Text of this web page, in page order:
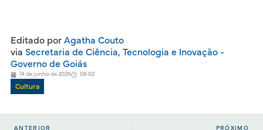
Editado porAgatha Couto
via Secretaria de Ciência, Tecnologia e Inovação -
Governo de Goiás
14 de junho de 2026 08:02
Cultura
ANTERIOR PRÓXIMO